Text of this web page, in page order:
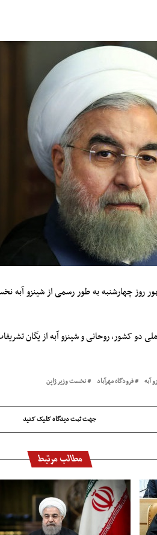
روز چهارشنبه به طور رسمی از شینزو آبه
دو کشور، روحانی و شینزو آبه از یگان
آبه فرودگاه مهرآباد نخست وزیر ژاپن
جهت ثبت دیدگاه کلیک کنید
مطالب مرتبط